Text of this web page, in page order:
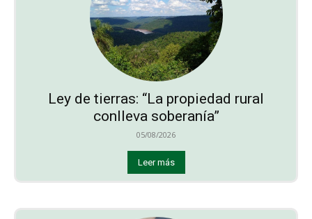
Ley de tierras: “La propiedad rural
conlleva soberanía”
05/08/2026
Leer más